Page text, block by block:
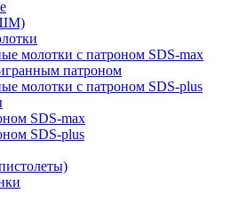
молотки с патроном SDS-max
патроном
молотки с патроном SDS-plus
SDS-max
SDS-plus